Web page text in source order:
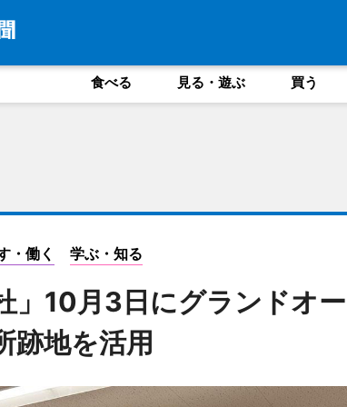
食べる 見る・遊ぶ 買う
・働く 学ぶ・知る
」10月3日にグランドオ
跡地を活用